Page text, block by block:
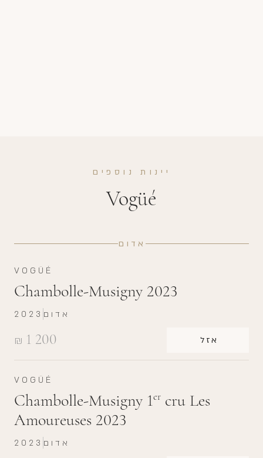
יינות נוספים
Vogüé
אדום
VOGÜÉ
Chambolle-Musigny 2023
₪ 1 200 אזל
2023 אדום
VOGÜÉ
Chambolle-Musigny 1er cru Les
Amoureuses 2023
2023 אדום